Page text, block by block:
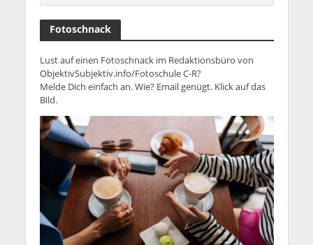
Fotoschnack
Lust auf einen Fotoschnack im Redaktionsbüro von
ObjektivSubjektiv.info/Fotoschule C-R?
Melde Dich einfach an. Wie? Email genügt. Klick auf das
Bild.